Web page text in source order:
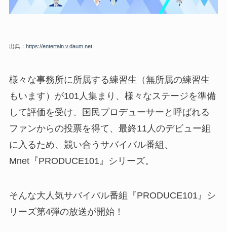
出典： https://entertain.v.daum.net
様々な事務所に所属する練習生（無所属の練習生
もいます）が101人集まり、様々なステージを準備
して評価を受け、国民プロデューサーと呼ばれる
ファンからの投票を得て、最終11人のデビュー組
に入るため、競い合うサバイバル番組、
Mnet『PRODUCE101』シリーズ。
そんな大人気サバイバル番組『PRODUCE101』シ
リーズ第4弾の放送が開始！